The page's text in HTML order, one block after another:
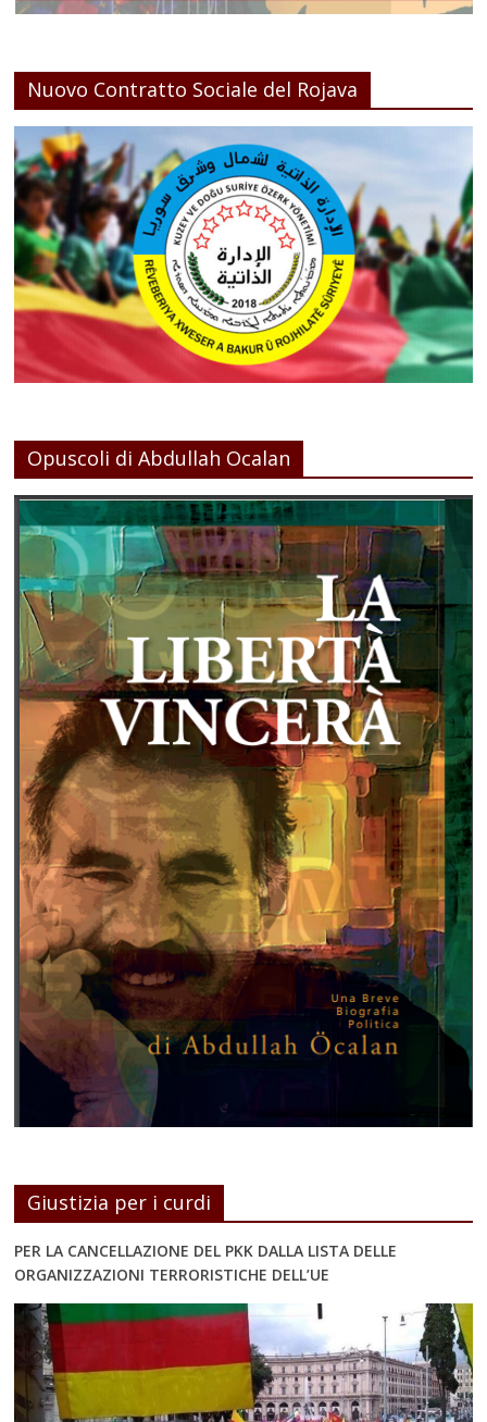
Nuovo Contratto Sociale del Rojava
Opuscoli di Abdullah Ocalan
Giustizia per i curdi
PER LA CANCELLAZIONE DEL PKK DALLA LISTA DELLE
ORGANIZZAZIONI TERRORISTICHE DELL’UE